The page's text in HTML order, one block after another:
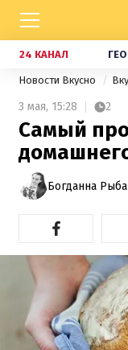
24 КАНАЛ
Новости Вкусно
3 мая, 15:28 2
Самый
Богданна